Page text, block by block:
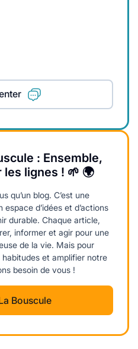
: Ensemble,
lignes ! 🌱 🌍
qu’un blog. C’est une
d’idées et d’actions
durable. Chaque article,
informer et agir pour une
de la vie. Mais pour
et amplifier notre
besoin de vous !
Bouscule